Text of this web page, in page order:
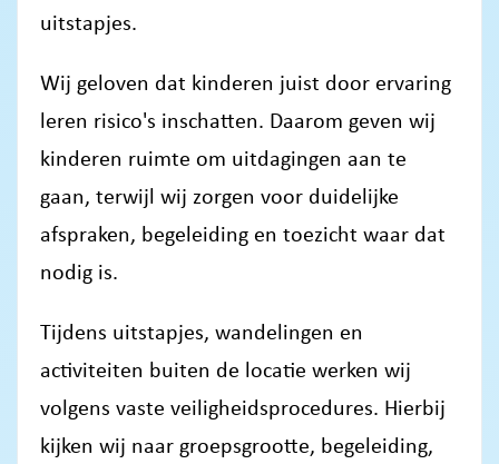
uitstapjes.
Wij geloven dat kinderen juist door ervaring
leren risico's inschatten. Daarom geven wij
kinderen ruimte om uitdagingen aan te
gaan, terwijl wij zorgen voor duidelijke
afspraken, begeleiding en toezicht waar dat
nodig is.
Tijdens uitstapjes, wandelingen en
activiteiten buiten de locatie werken wij
volgens vaste veiligheidsprocedures. Hierbij
kijken wij naar groepsgrootte, begeleiding,